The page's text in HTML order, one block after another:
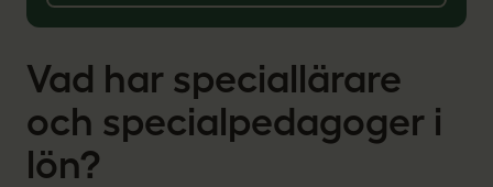
Vad har speciallärare
och specialpedagoger i
lön?